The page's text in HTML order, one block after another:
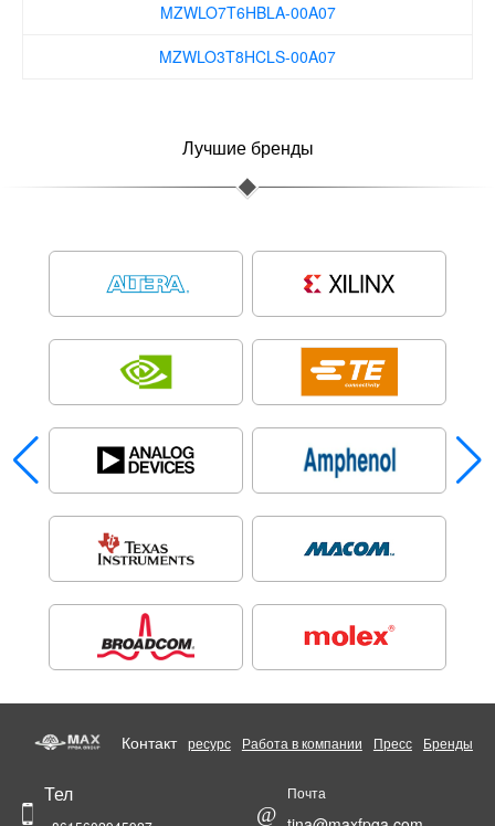
MZWLO7T6HBLA-00A07
MZWLO3T8HCLS-00A07
Лучшие бренды
Контакт ресурс Работа в компании Пресс Бренды
Тел
@
Почта